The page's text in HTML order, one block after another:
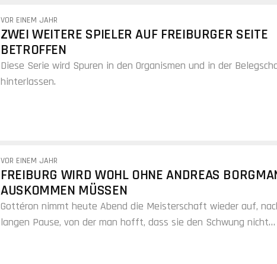
VOR EINEM JAHR
ZWEI WEITERE SPIELER AUF FREIBURGER SEITE
BETROFFEN
Diese Serie wird Spuren in den Organismen und in der
hinterlassen.
VOR EINEM JAHR
FREIBURG WIRD WOHL OHNE ANDREAS
AUSKOMMEN MÜSSEN
Gottéron nimmt heute Abend die Meisterschaft wieder auf,
langen Pause, von der man hofft, dass sie den Schwung nicht